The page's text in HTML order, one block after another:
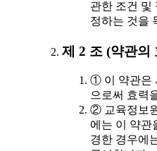
관한 조건 및
정하는 것을
제 2 조 (약관의
① 이 약관은
으로써 효력
② 교육정보
에는 이 약관
경한 경우에